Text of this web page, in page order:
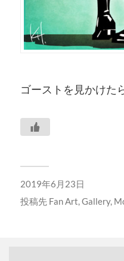
ゴーストを見かけた
2019年6月23日
投稿先 Fan Art,Gallery,